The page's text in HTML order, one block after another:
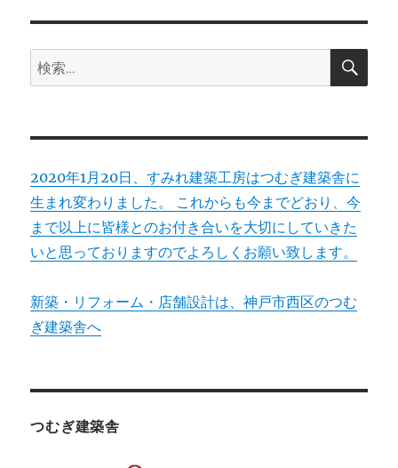
ン
検
索:
検
2020年1月20日、すみれ建築工房はつむぎ建築舎に
生まれ変わりました。 これからも今までどおり、今
まで以上に皆様とのお付き合いを大切にしていきた
いと思っておりますのでよろしくお願い致します。
新築・リフォーム・店舗設計は、神戸市西区のつむ
ぎ建築舎へ
つむぎ建築舎